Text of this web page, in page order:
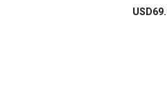
USD